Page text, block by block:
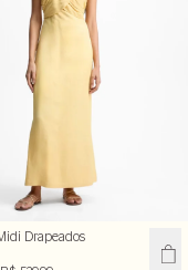
Drapeados